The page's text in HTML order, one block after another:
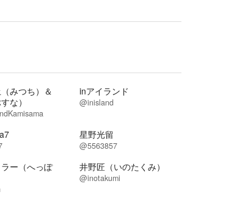
みつち）＆
な）
inアイランド
@inisland
星野光留
@5563857
ー（へっぽ
井野匠（いのたくみ）
@inotakumi